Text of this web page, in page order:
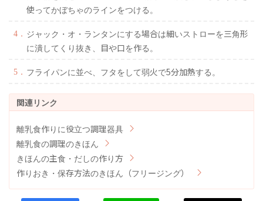
使ってかぼちゃのラインをつける。
ジャック・オ・ランタンにする場合は細いストローを三角形
に潰してくり抜き、目や口を作る。
フライパンに並べ、フタをして弱火で5分加熱する。
離乳食作りに役立つ調理器具
離乳食の調理のきほん
きほんの主食・だしの作り方
作りおき・保存方法のきほん（フリージング）